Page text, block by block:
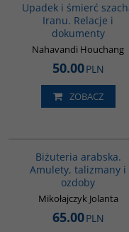
Upadek i śmierć
Iranu. Relacje i
dokumenty
Nahavandi Houchang
50.00PLN
ZOBACZ
Biżuteria arabska.
Amulety, talizmany i
ozdoby
Mikołajczyk Jolanta
65.00PLN